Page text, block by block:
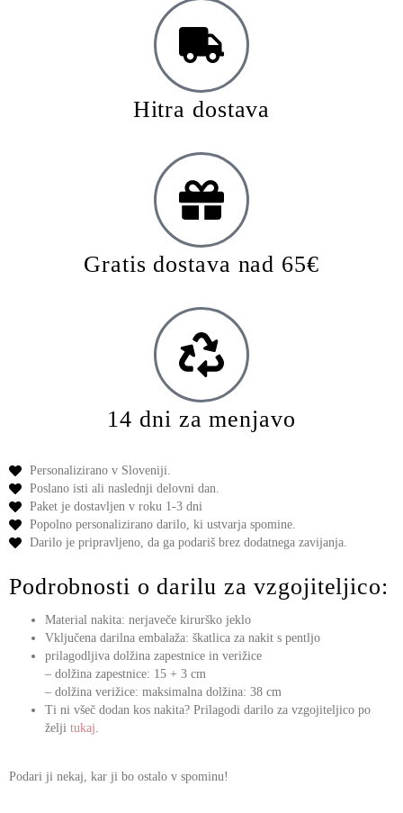
Hitra dostava
Gratis dostava nad 65€
14 dni za menjavo
Personalizirano v Sloveniji.
Poslano isti ali naslednji delovni dan.
Paket je dostavljen v roku 1-3 dni
Popolno personalizirano darilo, ki ustvarja spomine.
Darilo je pripravljeno, da ga podariš brez dodatnega zavijanja.
Podrobnosti o darilu za vzgojiteljico:
Material nakita: nerjaveče kirurško jeklo
Vključena darilna embalaža: škatlica za nakit s pentljo
prilagodljiva dolžina zapestnice in verižice
– dolžina zapestnice: 15 + 3 cm
– dolžina verižice: maksimalna dolžina: 38 cm
Ti ni všeč dodan kos nakita? Prilagodi darilo za vzgojiteljico po
želji tukaj
Podari ji nekaj, kar ji bo ostalo v spominu!